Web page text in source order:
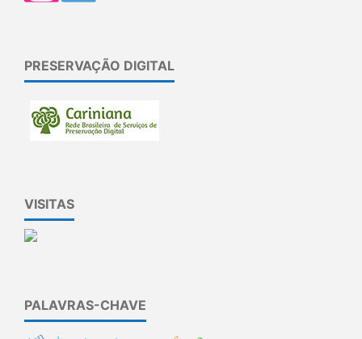
PRESERVAÇÃO DIGITAL
VISITAS
PALAVRAS-CHAVE